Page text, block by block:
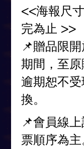
<<海報尺
完為止 >>
📌贈品限
期間，至
逾期恕不
換。
📌會員線
票順序為主